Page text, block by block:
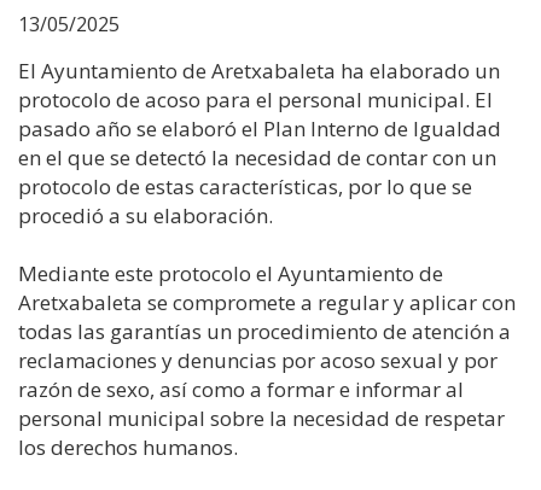
13/05/2025
El Ayuntamiento de Aretxabaleta ha elaborado un
protocolo de acoso para el personal municipal. El
pasado año se elaboró el Plan Interno de Igualdad
en el que se detectó la necesidad de contar con un
protocolo de estas características, por lo que se
procedió a su elaboración.
Mediante este protocolo el Ayuntamiento de
Aretxabaleta se compromete a regular y aplicar con
todas las garantías un procedimiento de atención a
reclamaciones y denuncias por acoso sexual y por
razón de sexo, así como a formar e informar al
personal municipal sobre la necesidad de respetar
los derechos humanos.